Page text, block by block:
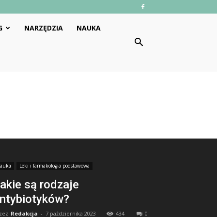
NARZĘDZIA NAUKA
Leki i farmakologia podstawowa
są rodzaje
Redakcja - 7 października 2023 434 0